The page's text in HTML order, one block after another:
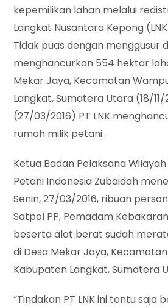
kepemilikan lahan melalui
Langkat Nusantara Kepong
Tidak puas dengan menggusur
menghancurkan 554 hektar
Mekar Jaya, Kecamatan
Langkat, Sumatera Utara (18/11/
(27/03/2016) PT LNK
rumah milik petani.
Ketua Badan Pelaksana
Petani Indonesia Zubaidah
Senin, 27/03/2016, ribuan
Satpol PP, Pemadam
beserta alat berat sudah
di Desa Mekar Jaya,
Kabupaten Langkat, Sumatera
“Tindakan PT LNK ini tentu saja